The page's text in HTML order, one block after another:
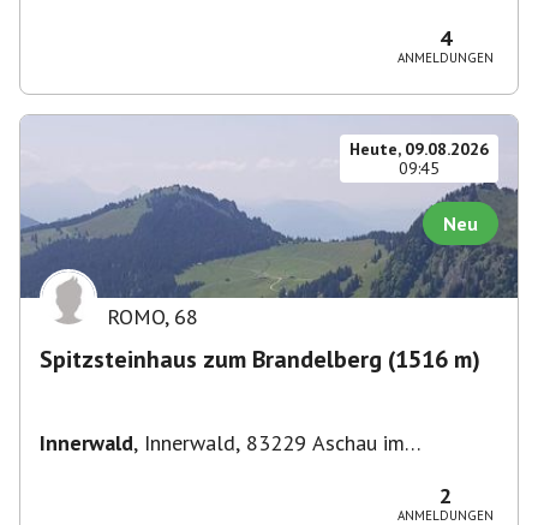
Georg-Kalb-
4
ANMELDUNGEN
Heute, 09.08.2026
09:45
Neu
ROMO, 68
Spitzsteinhaus zum Brandelberg (1516 m)
Innerwald, Innerwald, 83229 Aschau im
2
ANMELDUNGEN